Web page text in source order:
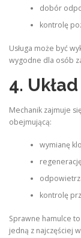
dobór
kontrolę
Usługa może być
wygodne dla osób
4.
Mechanik zajmuje
obejmującą:
wymianę
kontrolę
Sprawne hamulce
jedną z najczęściej